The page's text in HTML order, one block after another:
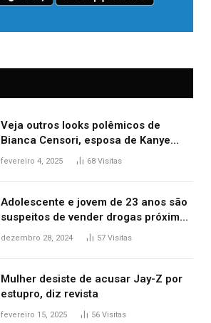
Veja outros looks polêmicos de
Bianca Censori, esposa de Kanye
West que apareceu nua no Grammy
fevereiro 4, 2025 68 Visitas
Adolescente e jovem de 23 anos são
suspeitos de vender drogas próximo
de delegacia e escola, diz polícia
dezembro 28, 2024 57 Visitas
Mulher desiste de acusar Jay-Z por
estupro, diz revista
fevereiro 15, 2025 56 Visitas